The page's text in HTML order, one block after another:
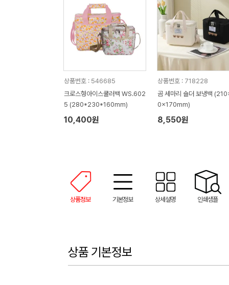
상품번호 : 546685
크로스형아이스쿨러백 WS.602
5 (280*230*160mm)
10,400원
상품번호 : 718228
곰 세마리 숄더 보냉백
0x170mm)
8,550원
상품정보 기본정보 상세설명 인쇄샘플
상품 기본정보